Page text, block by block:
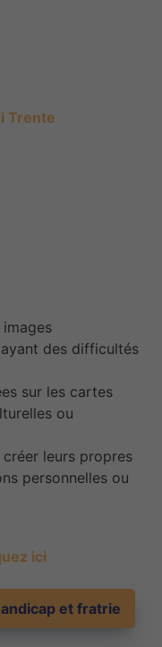
Trente
des difficultés
sur les cartes
ou
leurs propres
personnelles ou
ici
et fratrie